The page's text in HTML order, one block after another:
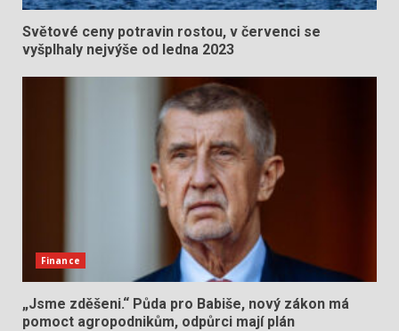
Světové ceny potravin rostou, v červenci se
vyšplhaly nejvýše od ledna 2023
Finance
„Jsme zděšeni.“ Půda pro Babiše, nový zákon má
pomoct agropodnikům, odpůrci mají plán